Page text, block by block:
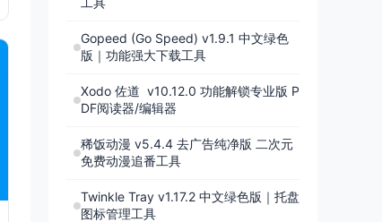
Gopeed (Go Speed) v1.9.1 中文绿色
版｜功能强大下载工具
Xodo 佐道 v10.12.0 功能解锁专业版 P
DF阅读器/编辑器
稀饭动漫 v5.4.4 去广告纯净版 二次元
免费动漫追番工具
Twinkle Tray v1.17.2 中文绿色版｜托盘
图标管理工具